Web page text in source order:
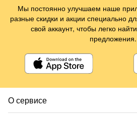
О сервисе
Мы постоянно улучшаем наше
разные скидки и акции специально
свой аккаунт, чтобы легко
предложения.